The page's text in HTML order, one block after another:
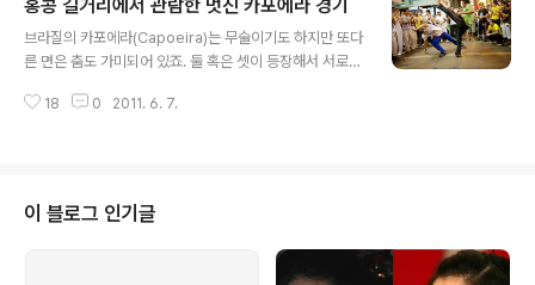
를 끌고 노점상인들이 모여듭니다. 흔히 볼 수 먹는 음식은
몇가지 정해져 있습니다. 딴삥(蛋餅=계란부침개) 루오뽀
까오(蘿蔔糕=무를 이용한 부침개떡) 요우티아오(油條=
샤오롱빠오(小龍包=작은만두 소룡포) 油條 처음에 봤을
홍콩 길거리에서 관람한 멋진 카포에라 경기
브라질의 카포에라(Capoeira)는 무술이기도 하지만 또다
른 면은 춤도 가미되어 있죠. 둘 혹은 셋이 등장해서 서로
촉은 없습니다 .그보다는 북과 토속 현악기와 탬버린 등의
포에라라 단순한 춤인일까요? 대체적으로 아프리카에서
납치를 한 노예들이 이 나라 저 나라로 팔려 다니던 노예무
역이 성행하던 시절에 브라질로 들어온 것입니다. 때문에
카포에라는 아프리카 부족의 춤과 의식에 뿌리를 두고 있
18 0 2011. 6. 7.
이 블로그 인기글